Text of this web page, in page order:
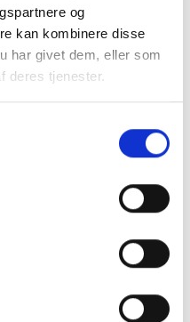
og
kan kombinere disse
har givet dem, eller som
deres tjenester.